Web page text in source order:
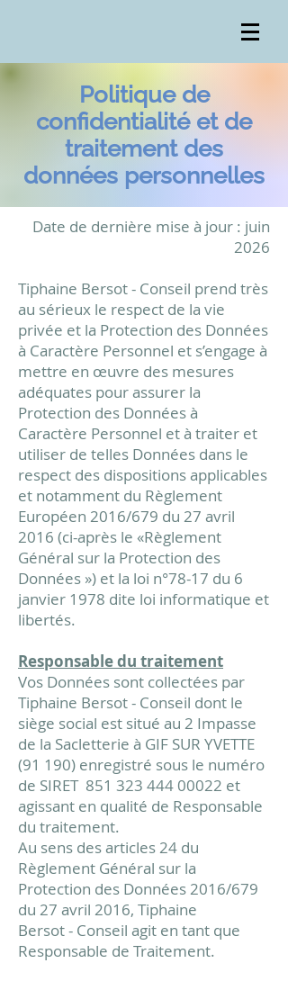
Politique de
confidentialité et de
traitement des
données personnelles
Date de dernière mise à jour : juin
2026
Tiphaine Bersot - Conseil prend très
au sérieux le respect de la vie
privée et la Protection des Données
à Caractère Personnel et s’engage à
mettre en œuvre des mesures
adéquates pour assurer la
Protection des Données à
Caractère Personnel et à traiter et
utiliser de telles Données dans le
respect des dispositions applicables
et notamment du Règlement
Européen 2016/679 du 27 avril
2016 (ci-après le «Règlement
Général sur la Protection des
Données ») et la loi n°78-17 du 6
janvier 1978 dite loi informatique et
libertés.
Responsable du traitement
Vos Données sont collectées par
Tiphaine Bersot- Conseil dont le
siège social est situé au 2 Impasse
de la Sacletterie à GIF SUR YVETTE
(91 190) enregistré sous le numéro
de SIRET 851 323 444 00022 et
agissant en qualité de Responsable
du traitement.
Au sens des articles 24 du
Règlement Général sur la
Protection des Données 2016/679
du 27 avril 2016, Tiphaine
Bersot- Conseil agit en tant que
Responsable de Traitement.